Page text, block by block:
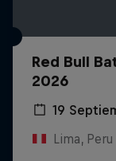
Red Bull
2026
19
Lima, Peru